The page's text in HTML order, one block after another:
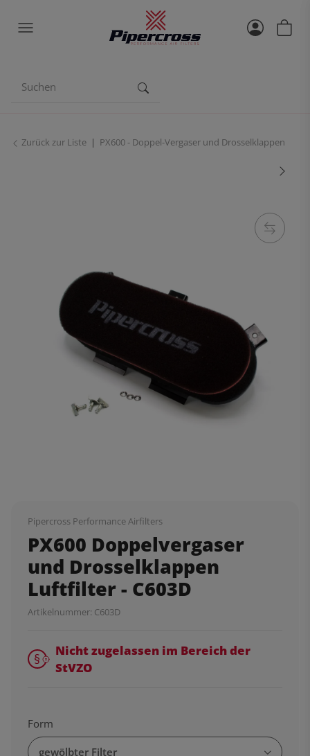
Zurück zur Liste PX600 - Doppel-Vergaser und Drosselklappen
Pipercross Performance Airfilters
PX600 Doppelvergaser
und Drosselklappen
Luftfilter - C603D
Artikelnummer: C603D
Nicht zugelassen im Bereich der
StVZO
Form
gewölbter Filter